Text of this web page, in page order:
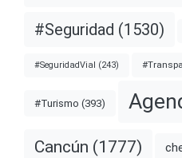
#Seguridad (1530)
#SeguridadVial (243)
#Turismo (393)
Cancún (1777)